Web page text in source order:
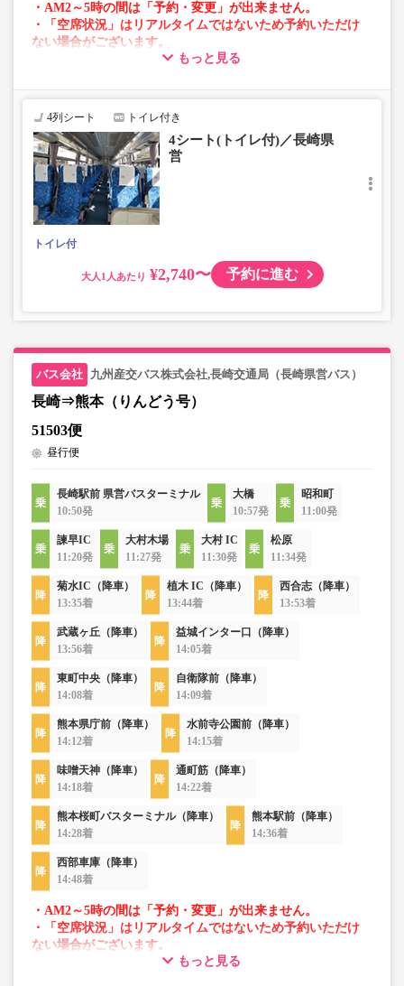
・AM2～5時の間は「予約・変更」が出来ません。
・「空席状況」はリアルタイムではないため予約いただけ
ない場合がございます。
・車両は予告なく変更となる場合がございます。これに伴
で、あらかじめご了承ください。
もっと見る
4列シート トイレ付き
4シート(トイレ付)／長崎県
営
トイレ付
大人 ¥2,740〜 予約に進む
九州産交バス株式会社,長崎交通局（長崎県営バス）
長崎⇒熊本（りんどう号）
51503便
昼行便
長崎駅前 県営バスターミナル
10:50発
大橋
10:57発
昭和町
11:00発
諫早IC
11:20発
大村木場
11:27発
大村 IC
11:30発
松原
11:34発
菊水IC（降車）
13:35着
植木 IC（降車）
13:44着
西合志（降車）
13:53着
武蔵ヶ丘（降車）
13:56着
益城インター口（降車）
14:05着
東町中央（降車）
14:08着
自衛隊前（降車）
14:09着
熊本県庁前（降車）
14:12着
水前寺公園前（降車）
14:15着
味噌天神（降車）
14:18着
通町筋（降車）
14:22着
熊本桜町バスターミナル（降車）
14:28着
熊本駅前（降車）
14:36着
西部車庫（降車）
14:48着
・AM2～5時の間は「予約・変更」が出来ません。
・「空席状況」はリアルタイムではないため予約いただけ
ない場合がございます。
・車両は予告なく変更となる場合がございます。これに伴
もっと見る